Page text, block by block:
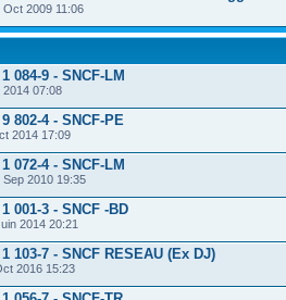
Oct 2009 11:06
084-9 - SNCF-LM
07:08
802-4 - SNCF-PE
2014 17:09
072-4 - SNCF-LM
Sep 2010 19:35
001-3 - SNCF -BD
2014 20:21
103-7 - SNCF RESEAU (Ex DJ)
2016 15:23